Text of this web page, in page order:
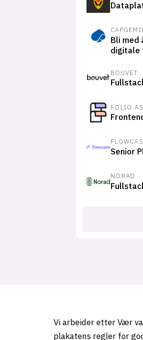
Bli med
digitale
BOUVET
FOLIO AS
Senior
NORAD
Vi arbeider etter Vær
plakatens regler for